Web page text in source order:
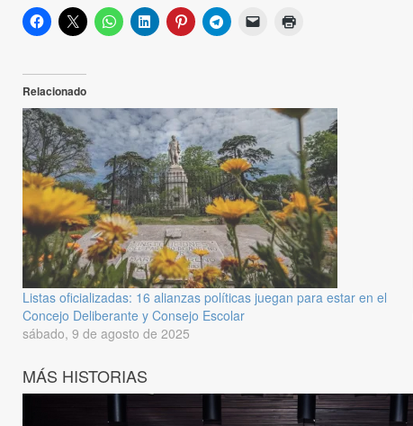
Relacionado
Listas oficializadas: 16 alianzas políticas juegan para estar en el
Concejo Deliberante y Consejo Escolar
sábado, 9 de agosto de 2025
MÁS HISTORIAS